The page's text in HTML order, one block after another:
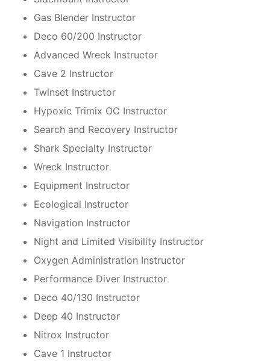
Gas Blender Instructor
Deco 60/200 Instructor
Advanced Wreck Instructor
Cave 2 Instructor
Twinset Instructor
Hypoxic Trimix OC Instructor
Search and Recovery Instructor
Shark Specialty Instructor
Wreck Instructor
Equipment Instructor
Ecological Instructor
Navigation Instructor
Night and Limited Visibility Instructor
Oxygen Administration Instructor
Performance Diver Instructor
Deco 40/130 Instructor
Deep 40 Instructor
Nitrox Instructor
Cave 1 Instructor